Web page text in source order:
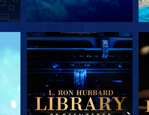
UDFORSK SERIEN